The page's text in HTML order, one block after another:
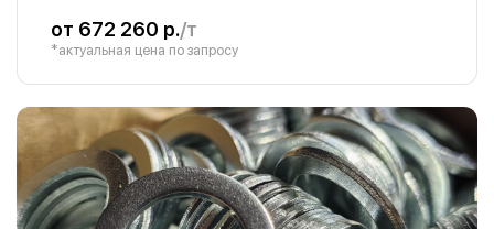
от 672 260 р./т
*актуальная цена по запросу